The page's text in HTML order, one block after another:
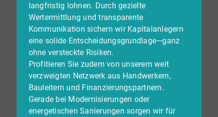
langfristig lohnen. Durch gezielte
Wertermittlung und transparente
Kommunikation sichern wir Kapitalanlegern
eine solide Entscheidungsgrundlage—ganz
ohne versteckte Risiken.
Profitieren Sie zudem von unserem weit
verzweigten Netzwerk aus Handwerkern,
Bauleitern und Finanzierungspartnern.
Gerade bei Modernisierungen oder
energetischen Sanierungen sorgen wir für